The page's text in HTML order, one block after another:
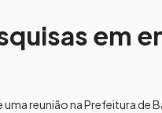
em
reunião na Prefeitura de